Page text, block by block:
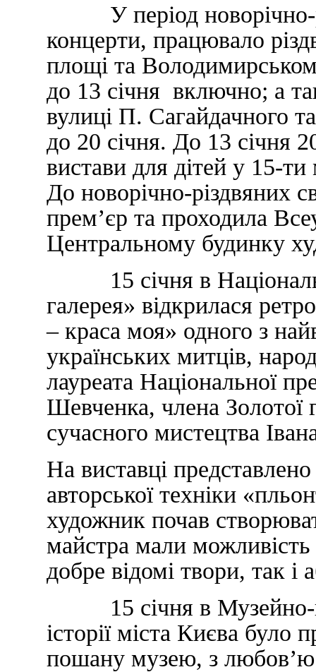
У період новорічно-
концерти, працювало
площі та
до 13 січня включно; а
вулиці П. Сагайдачного
до 20 січня. До 13 січня
вистави для дітей у 15-
До новорічно-різдвяних
прем’єр та проходила
Центральному будинку
15 січня в
галерея» відкрилася
– краса моя» одного з
українських митців,
лауреата Національної
Шевченка, члена Золотої
сучасного мистецтва
На виставці
авторської техніки
художник почав
майстра мали можливість
добре відомі твори, так
15 січня в Музейно-
історії міста Києва було
пошану музею, з любов’ю